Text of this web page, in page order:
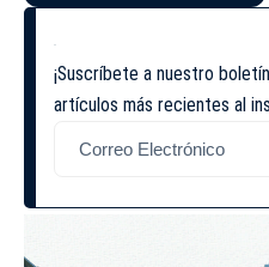
¡Suscríbete a nuestro
artículos más recientes al